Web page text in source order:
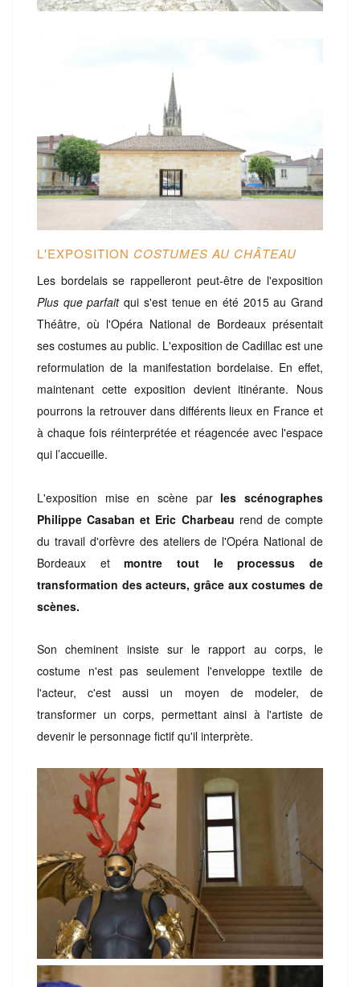
L'EXPOSITION COSTUMES AU CHÂTEAU
Les bordelais se rappelleront peut-être de l'exposition
Plus que parfaitqui s'est tenue en été 2015 au Grand
Théâtre, où l'Opéra National de Bordeaux présentait
ses costumes au public. L'exposition de Cadillac est une
reformulation de la manifestation bordelaise. En effet,
maintenant cette exposition devient itinérante. Nous
pourrons la retrouver dans différents lieux en France et
à chaque fois réinterprétée et réagencée avec l'espace
qui l’accueille.
L'exposition mise en scène par les scénographes
Philippe Casaban et Eric Charbeau rend de compte
du travail d'orfèvre des ateliers de l'Opéra National de
Bordeaux etmontre tout le processus de
transformation des acteurs, grâce aux costumes de
scènes.
Son cheminent insiste sur le rapport au corps, le
costume n'est pas seulement l'enveloppe textile de
l'acteur, c'est aussi un moyen de modeler, de
transformer un corps, permettant ainsi à l'artiste de
devenir le personnage fictif qu'il interprète.